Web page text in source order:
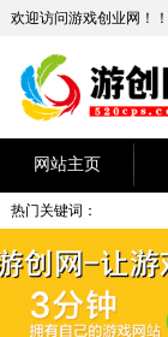
欢迎访问游戏创业网！！
网站主页
热门关键词：